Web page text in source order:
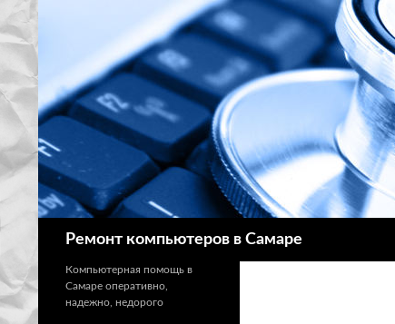
Ремонт компьютеров в Самаре
Компьютерная помощь в
Самаре оперативно,
надежно, недорого